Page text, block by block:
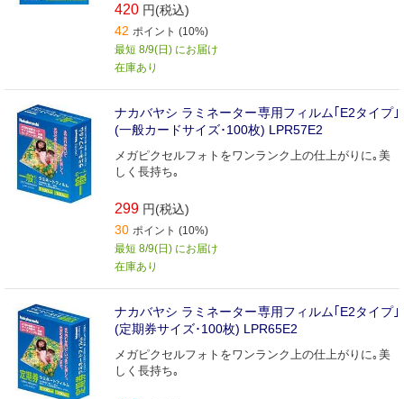
420 円(税込)
42 ポイント (10%)
最短 8/9(日) にお届け
在庫あり
ナカバヤシ ラミネーター専用フィルム｢E2タイプ｣
(一般カードサイズ･100枚) LPR57E2
メガピクセルフォトをワンランク上の仕上がりに｡美
しく長持ち｡
299 円(税込)
30 ポイント (10%)
最短 8/9(日) にお届け
在庫あり
ナカバヤシ ラミネーター専用フィルム｢E2タイプ｣
(定期券サイズ･100枚) LPR65E2
メガピクセルフォトをワンランク上の仕上がりに｡美
しく長持ち｡